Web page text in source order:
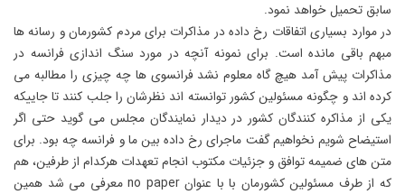
سابق تحمیل خواهد نمود.
در موارد بسیاری اتفاقات رخ داده در مذاکرات برای مردم کشورمان و رسانه ها
مبهم باقی مانده است. برای نمونه آنچه در مورد سنگ اندازی فرانسه در
مذاکرات پیش آمد هیچ گاه معلوم نشد فرانسوی ها چه چیزی را مطالبه می
کرده اند و چگونه مسئولین کشور توانسته اند نظرشان را جلب کنند تا جاییکه
یکی از مذاکره کنندگان کشور در دیدار نمایندگان مجلس می گوید حتی اگر
استیضاح شویم نخواهیم گفت ماجرای رخ داده بین ما و فرانسه چه بود. برای
متن های ضمیمه توافق و جزئیات مکتوب انجام تعهدات هرکدام از طرفین، هم
که از طرف مسئولین کشورمان با با عنوان no paper معرفی می شد همین